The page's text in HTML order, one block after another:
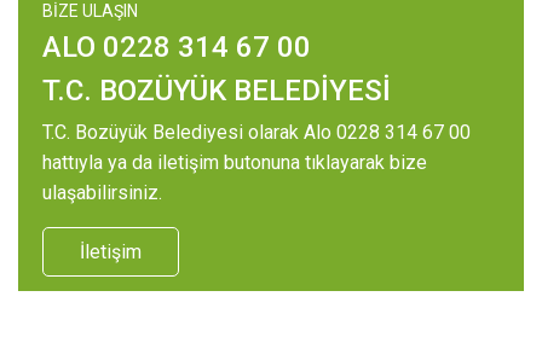
BİZE ULAŞIN
ALO 0228 314 67 00
T.C. BOZÜYÜK BELEDİYESİ
T.C. Bozüyük Belediyesi olarak Alo 0228 314 67 00
hattıyla ya da iletişim butonuna tıklayarak bize
ulaşabilirsiniz.
İletişim